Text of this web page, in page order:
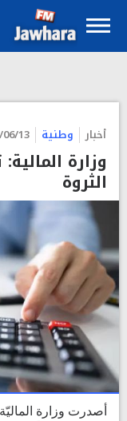
أخبار وطنية 12:34
وزارة
الثروة
أصدرت وزارة